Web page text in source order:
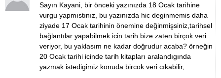
Sayın Kayani, bir önceki yazınızda 18 Ocak tarihine
vurgu yapmıstınız, bu yazınızda hic deginmemis daha
ziyade 17 Ocak tarihinin önemine değinmişsiniz,tarihsel
bağlantılar yapabilmek icin tarih bize zaten birçok veri
veriyor, bu yaklasım ne kadar doğrudur acaba? örneğin
20 Ocak tarihi icinde tarih kitapları aralandıgında
yazmak istedigimiz konuda bircok veri cıkabilir,